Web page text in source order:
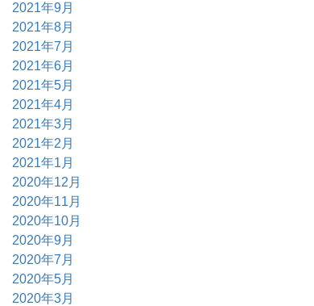
2021年9月
2021年8月
2021年7月
2021年6月
2021年5月
2021年4月
2021年3月
2021年2月
2021年1月
2020年12月
2020年11月
2020年10月
2020年9月
2020年7月
2020年5月
2020年3月